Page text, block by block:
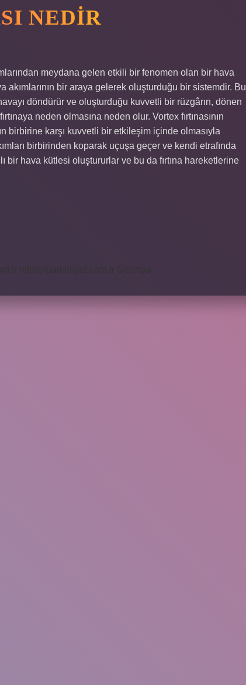
NEDIR
meydana gelen etkili bir fenomen olan bir hava
akımlarının bir araya gelerek oluşturduğu bir sistemdir. Bu
döndürür ve oluşturduğu kuvvetli bir rüzgârın, dönen
neden olmasına neden olur. Vortex fırtınasının
birbirine karşı kuvvetli bir etkileşim içinde olmasıyla
birbirinden koparak uçuşa geçer ve kendi etrafında
bir hava kütlesi oluştururlar ve bu da fırtına hareketlerine